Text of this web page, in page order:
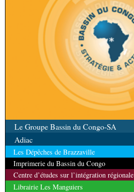
Le Groupe Bassin du Congo-SA
Adiac
Les Dépêches de Brazzaville
Imprimerie du Bassin du Congo
Centre d’études sur l’intégration régionale
Librairie Les Manguiers